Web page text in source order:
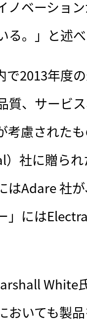
ノベーショ
る。」と述
で2013年度
質、サービ
考慮された
社に贈られ
はAdare 社
」には
White
おいても製